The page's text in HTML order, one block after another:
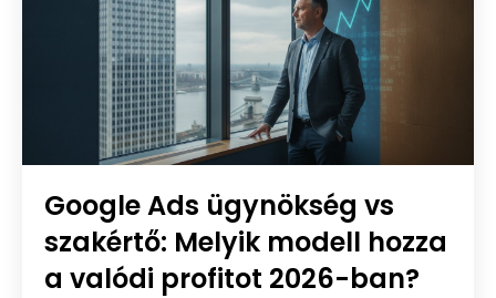
Google Ads ügynökség vs
szakértő: Melyik modell hozza
a valódi profitot 2026-ban?